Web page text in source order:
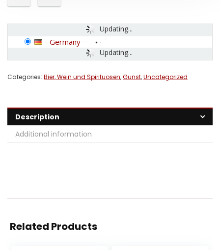
Updating...
Updating...
Germany -
Categories: Bier, Wein und Spirituosen,Gunst,Uncategorized
Description
Additional information
Related Products